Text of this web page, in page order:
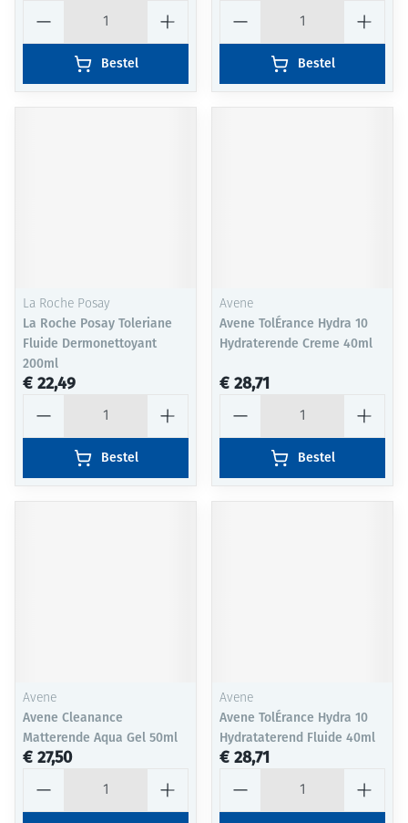
Bestel Bestel
La Roche Posay
La Roche Posay Toleriane
Fluide Dermonettoyant
200ml
€ 22,49
Bestel
Avene
Avene TolÉrance Hydra 10
Hydraterende Creme 40ml
€ 28,71
Bestel
Avene
Avene Cleanance
Matterende Aqua Gel 50ml
€ 27,50
Avene
Avene TolÉrance Hydra 10
Hydrataterend Fluide 40ml
€ 28,71